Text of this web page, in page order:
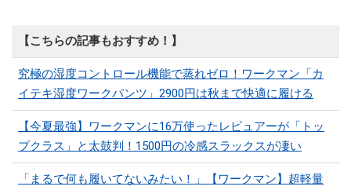
【こちらの記事もおすすめ！】
究極の湿度コントロール機能で蒸れゼロ！ワークマン「カ
イテキ湿度ワークパンツ」2900円は秋まで快適に履ける
【今夏最強】ワークマンに16万使ったレビュアーが「トッ
プクラス」と太鼓判！1500円の冷感スラックスが凄い
「まるで何も履いてないみたい！」【ワークマン】超軽量